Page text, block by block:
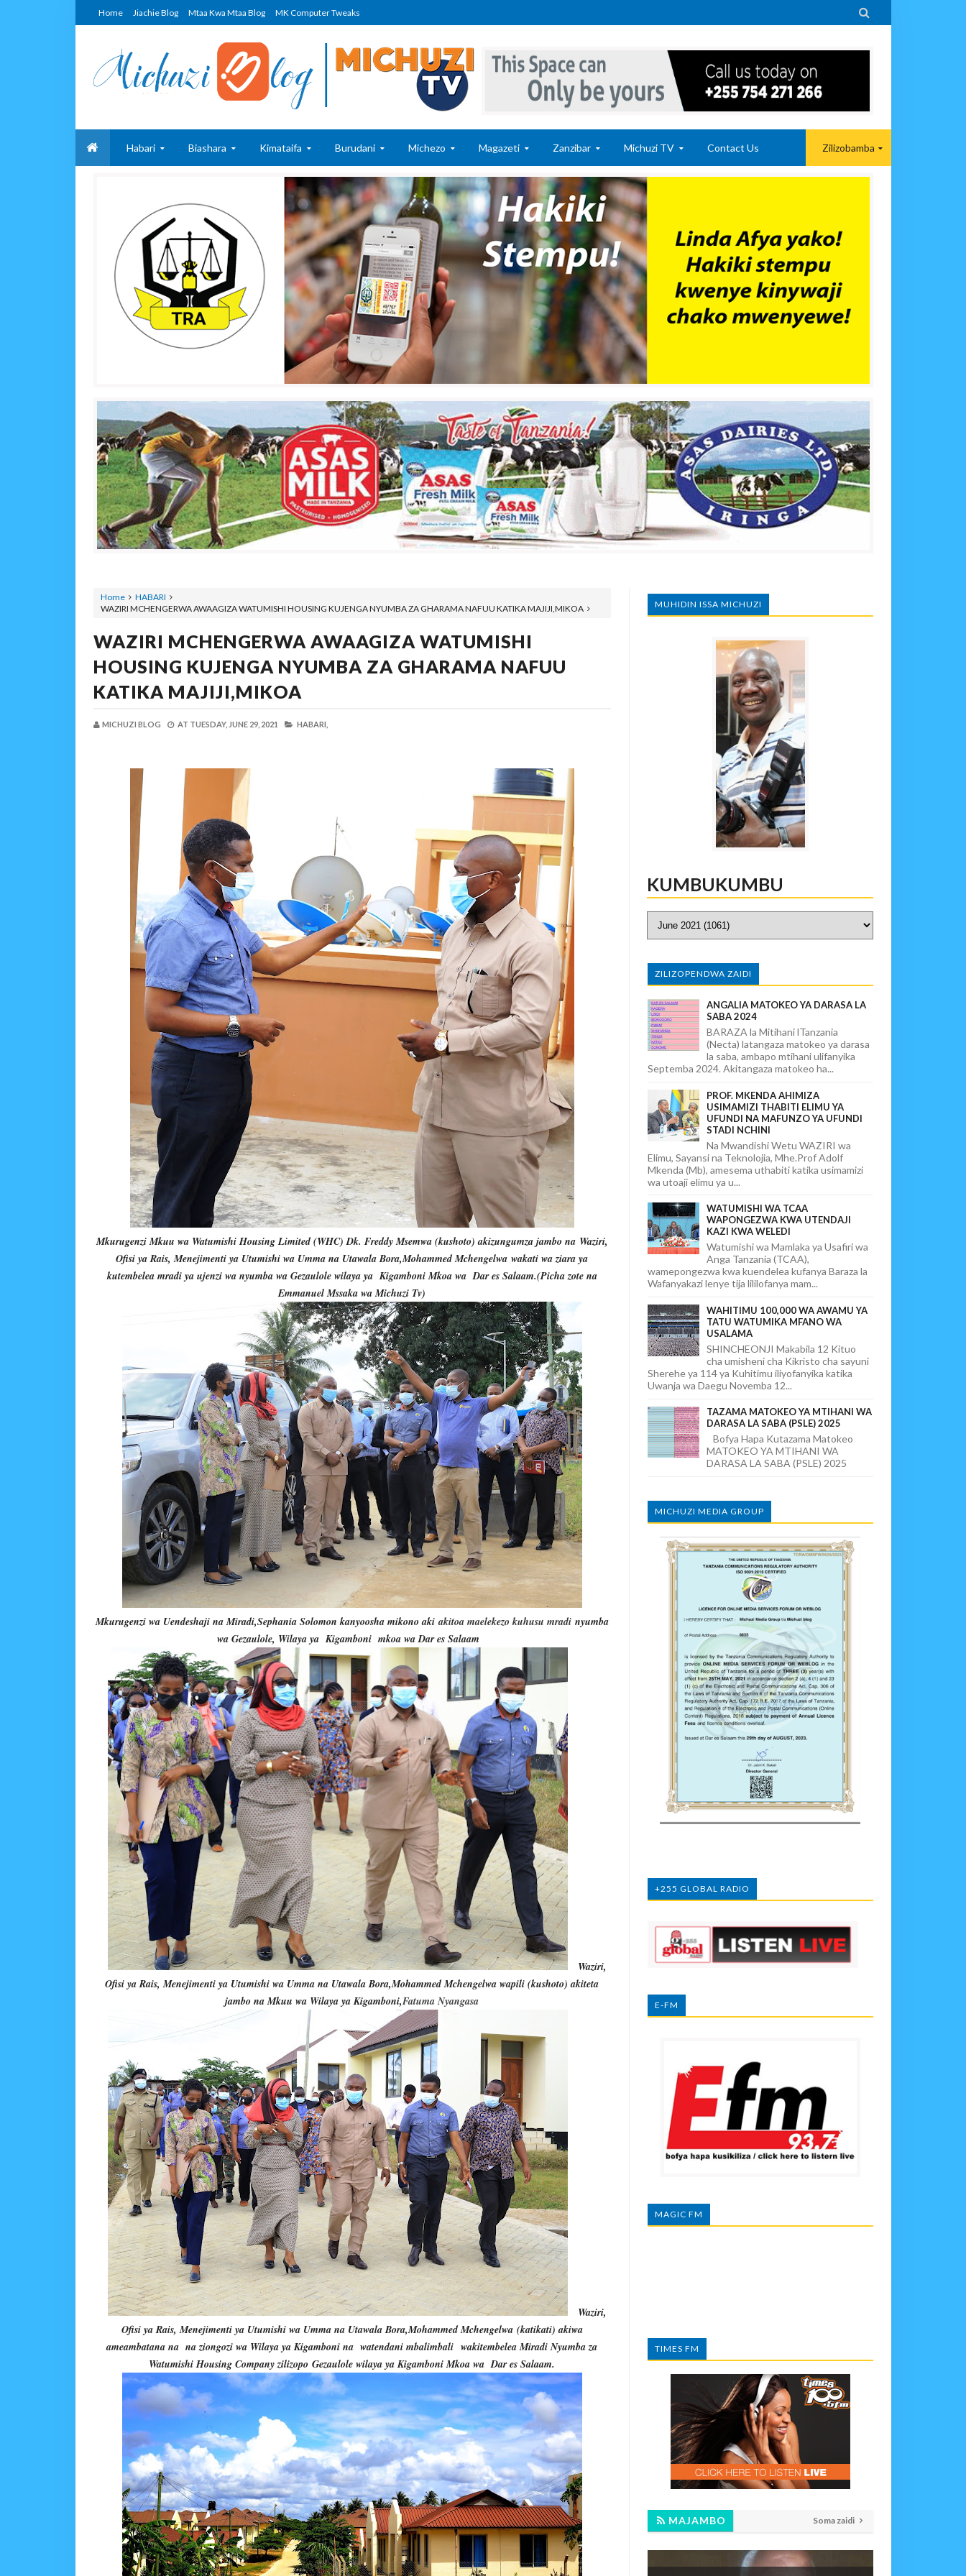
Home Jiachie Blog Mtaa Kwa Mtaa Blog MK Computer Tweaks 
Habari Biashara Kimataifa Burudani Michezo Magazeti Zanzibar Michuzi TV Contact Us Zilizobamba
Home
HABARI
WAZIRI MCHENGERWA AWAAGIZA WATUMISHI HOUSING KUJENGA NYUMBA ZA GHARAMA NAFUU KATIKA MAJIJI,MIKOA
WAZIRI MCHENGERWA AWAAGIZA WATUMISHI
HOUSING KUJENGA NYUMBA ZA GHARAMA NAFUU
KATIKA MAJIJI,MIKOA
MICHUZI BLOG AT TUESDAY, JUNE 29, 2021 HABARI,
Mkurugenzi Mkuu wa Watumishi Housing Limited (WHC) Dk. Freddy Msemwa (kushoto) akizungumza jambo na Waziri,
Ofisi ya Rais, Menejimenti ya Utumishi wa Umma na Utawala Bora,Mohammed Mchengelwawakati wa ziara ya
kutembelea mradi ya ujenzi wa nyumba wa Gezaulole wilaya ya Kigamboni Mkoa wa Dar es Salaam.(Picha zote na
Emmanuel Mssaka wa Michuzi Tv)
Mkurugenzi wa Uendeshaji na Miradi,Sephania Solomon kanyoosha mikono akiakitoa maelekezo kuhusu mradi nyumba
wa Gezaulole, Wilaya ya Kigamboni mkoa wa Dar es Salaam
Waziri,
Ofisi ya Rais, Menejimenti ya Utumishi wa Umma na Utawala Bora,Mohammed Mchengelwa wapili (kushoto) akiteta
jambo na Mkuu wa Wilaya ya Kigamboni,Fatuma Nyangasa
Waziri,
Ofisi ya Rais, Menejimenti ya Utumishi wa Umma na Utawala Bora,Mohammed Mchengelwa(katikati) akiwa
ameambatana na na ziongozi wa Wilaya ya Kigamboni na watendani mbalimbali wakitembelea Miradi Nyumba za
Watumishi Housing Company zilizopoGezaulole wilaya ya Kigamboni Mkoa wa Dar es Salaam.
MUHIDIN ISSA MICHUZI
KUMBUKUMBU
ZILIZOPENDWA ZAIDI
ANGALIA MATOKEO YA DARASA LA
SABA 2024
BARAZA la Mitihani lTanzania
(Necta) latangaza matokeo ya darasa
la saba, ambapo mtihani ulifanyika
Septemba 2024. Akitangaza matokeo ha...
PROF. MKENDA AHIMIZA
USIMAMIZI THABITI ELIMU YA
UFUNDI NA MAFUNZO YA UFUNDI
STADI NCHINI
Na Mwandishi Wetu WAZIRI wa
Elimu, Sayansi na Teknolojia, Mhe.Prof Adolf
Mkenda (Mb), amesema uthabiti katika usimamizi
wa utoaji elimu ya u...
WATUMISHI WA TCAA
WAPONGEZWA KWA UTENDAJI
KAZI KWA WELEDI
Watumishi wa Mamlaka ya Usafiri wa
Anga Tanzania (TCAA),
wamepongezwa kwa kuendelea kufanya Baraza la
Wafanyakazi lenye tija lililofanya mam...
WAHITIMU 100,000 WA AWAMU YA
TATU WATUMIKA MFANO WA
USALAMA
SHINCHEONJI Makabila 12 Kituo
cha umisheni cha Kikristo cha sayuni
Sherehe ya 114 ya Kuhitimu iliyofanyika katika
Uwanja wa Daegu Novemba 12...
TAZAMA MATOKEO YA MTIHANI WA
DARASA LA SABA (PSLE) 2025
Bofya Hapa Kutazama Matokeo
MATOKEO YA MTIHANI WA
DARASA LA SABA (PSLE) 2025
MICHUZI MEDIA GROUP
+255 GLOBAL RADIO
E-FM
MAGIC FM
TIMES FM
MAJAMBO Soma zaidi